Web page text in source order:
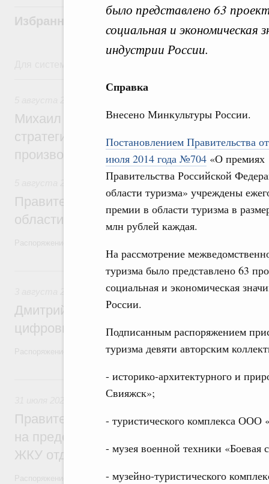
было представлено 63
социальная и экономическая
индустрии России.
Справка
Внесено Минкультуры России.
Постановлением Правительства
июля 2014 года №704 «О премиях
Правительства Российской
области туризма» учреждены
премии в области туризма в
млн рублей каждая.
На рассмотрение
туризма было представлено 63
социальная и экономическая
России.
Подписанным распоряжением
туризма девяти авторским
- историко-архитектурного и
Свияжск»;
- туристического комплекса ООО
- музея военной техники «Боевая
- музейно-туристического
Избранные документы со справками к
Михаил Мишустин дал поручения по
стратегической сессии, посвящённой
производительности труда
Национальный проект «Экологическое
Правительство увеличило объём
области в рамках федерального
3 августа, понедельник
Регулирование в сфере торговли.
Дмитрий Григоренко возглавил штаб по
цифровых платформ
Распоряжение от 25 июля 2026 года №1966-р
31 июля, пятница
Социальная поддержка отдельных
Правительство направит регионам
на предоставление мер социальной
ЖКУ отдельным категориям граждан
Распоряжение от 30 июля 2026 года №2032-р